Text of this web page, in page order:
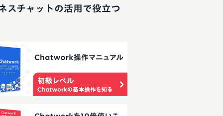
スチャットの活用で役立つ